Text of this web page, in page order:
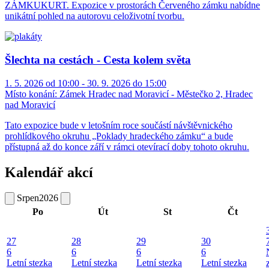
ZÁMKUKURT. Expozice v prostorách Červeného zámku nabídne
unikátní pohled na autorovu celoživotní tvorbu.
Šlechta na cestách - Cesta kolem světa
1. 5. 2026 od 10:00 - 30. 9. 2026 do 15:00
Místo konání: Zámek Hradec nad Moravicí - Městečko 2, Hradec
nad Moravicí
Tato expozice bude v letošním roce součástí návštěvnického
prohlídkového okruhu „Poklady hradeckého zámku“ a bude
přístupná až do konce září v rámci otevírací doby tohoto okruhu.
Kalendář akcí
Srpen2026
Po
Út St Čt
27
6
Letní stezka
28
6
Letní stezka
29
6
Letní stezka
30
6
Letní stezka